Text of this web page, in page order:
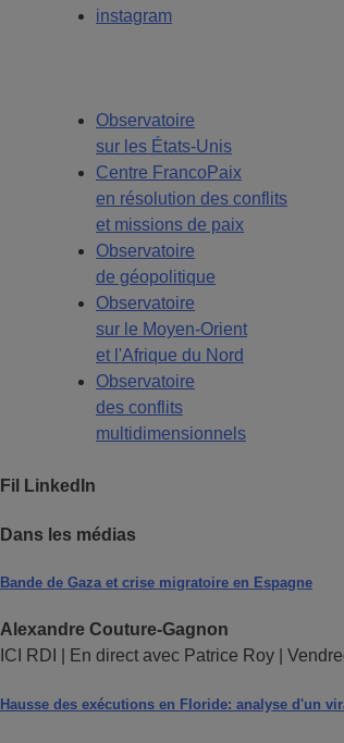
instagram
Observatoire
sur les États-Unis
Centre FrancoPaix
en résolution des conflits
et missions de paix
Observatoire
de géopolitique
Observatoire
sur le Moyen-Orient
et l'Afrique du Nord
Observatoire
des conflits
multidimensionnels
Fil LinkedIn
Dans les médias
Bande de Gaza et crise migratoire en Espagne
Alexandre Couture-Gagnon
ICI RDI | En direct avec Patrice Roy |
Hausse des exécutions en Floride: analyse d'un